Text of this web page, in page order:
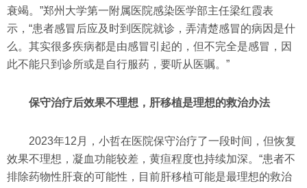
衰竭。”郑州大学第一附属医院感染医学部主任梁红霞表
示，“患者感冒后应及时到医院就诊，弄清楚感冒的病因是什
么。其实很多疾病都是由感冒引起的，但不完全是感冒，因
此不能只到诊所或是自行服药，要听从医嘱。”
保守治疗后效果不理想，肝移植是理想的救治办法
2023年12月，小哲在医院保守治疗了一段时间，但恢复
效果不理想，凝血功能较差，黄疸程度也持续加深。“患者不
排除药物性肝衰的可能性，目前肝移植可能是最理想的救治